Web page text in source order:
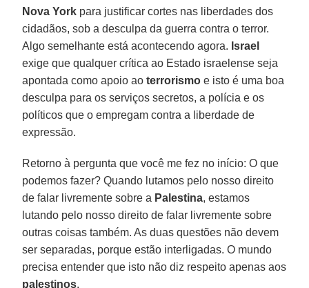
Nova York para justificar cortes nas liberdades dos
cidadãos, sob a desculpa da guerra contra o terror.
Algo semelhante está acontecendo agora. Israel
exige que qualquer crítica ao Estado israelense seja
apontada como apoio aoterrorismo e isto é uma boa
desculpa para os serviços secretos, a polícia e os
políticos que o empregam contra a liberdade de
expressão.
Retorno à pergunta que você me fez no início: O que
podemos fazer? Quando lutamos pelo nosso direito
de falar livremente sobre a Palestina, estamos
lutando pelo nosso direito de falar livremente sobre
outras coisas também. As duas questões não devem
ser separadas, porque estão interligadas. O mundo
precisa entender que isto não diz respeito apenas aos
palestinos.